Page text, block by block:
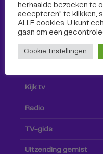
Kijk tv
Radio
TV-gids
Uitzending gemist
herhaalde bezoeken te
accepteren" te klikken,
ALLE cookies. U kunt
gaan om een
Cookie Instellingen